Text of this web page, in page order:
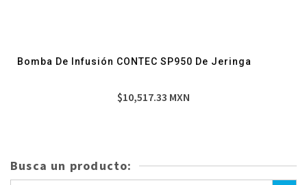
Bomba De Infusión CONTEC SP950 De Jeringa
$10,517.33 MXN
Busca un producto:
Botón de